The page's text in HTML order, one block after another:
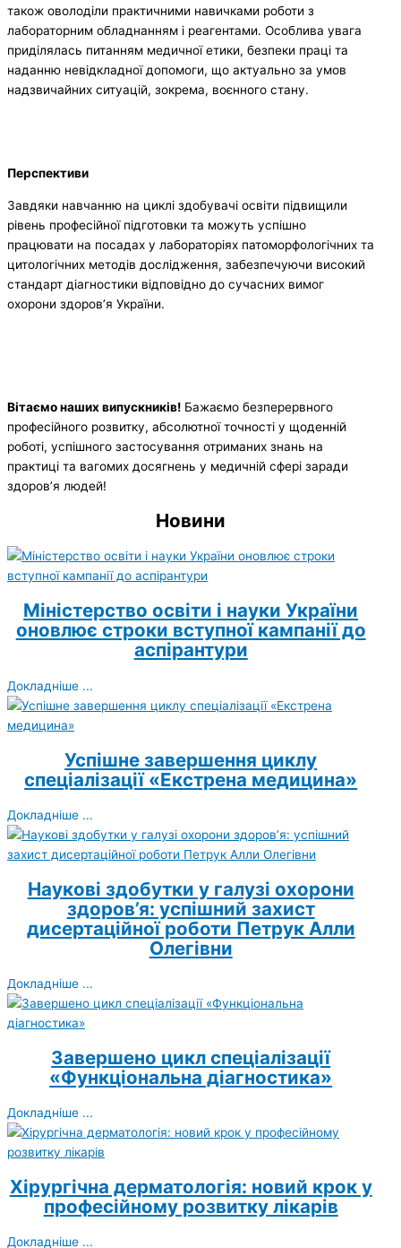
також оволоділи практичними навичками роботи з
лабораторним обладнанням і реагентами. Особлива увага
приділялась питанням медичної етики, безпеки праці та
наданню невідкладної допомоги, що актуально за умов
надзвичайних ситуацій, зокрема, воєнного стану.
Перспективи
Завдяки навчанню на циклі здобувачі освіти підвищили
рівень професійної підготовки та можуть успішно
працювати на посадах у лабораторіях патоморфологічних та
цитологічних методів дослідження, забезпечуючи високий
стандарт діагностики відповідно до сучасних вимог
охорони здоров’я України.
Вітаємо наших випускників! Бажаємо безперервного
професійного розвитку, абсолютної точності у щоденній
роботі, успішного застосування отриманих знань на
практиці та вагомих досягнень у медичній сфері заради
здоров’я людей!
Новини
Міністерство освіти і науки України
оновлює строки вступної кампанії до
аспірантури
Докладніше ...
Успішне завершення циклу
спеціалізації «Екстрена медицина»
Докладніше ...
Наукові здобутки у галузі охорони
здоров’я: успішний захист
дисертаційної роботи Петрук Алли
Олегівни
Докладніше ...
Завершено цикл спеціалізації
«Функціональна діагностика»
Докладніше ...
Хірургічна дерматологія: новий крок у
професійному розвитку лікарів
Докладніше ...